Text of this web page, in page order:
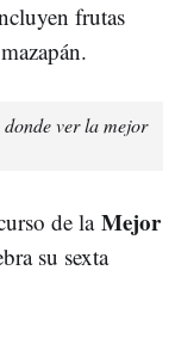
frutas
ver la mejor
de laMejor
su sexta